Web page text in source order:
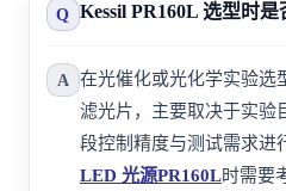
Q Kessil PR160L 选型时是
A
在光催化或光化学实验选
滤光片，主要取决于实验
段控制精度与测试需求进
LED 光源PR160L时需要